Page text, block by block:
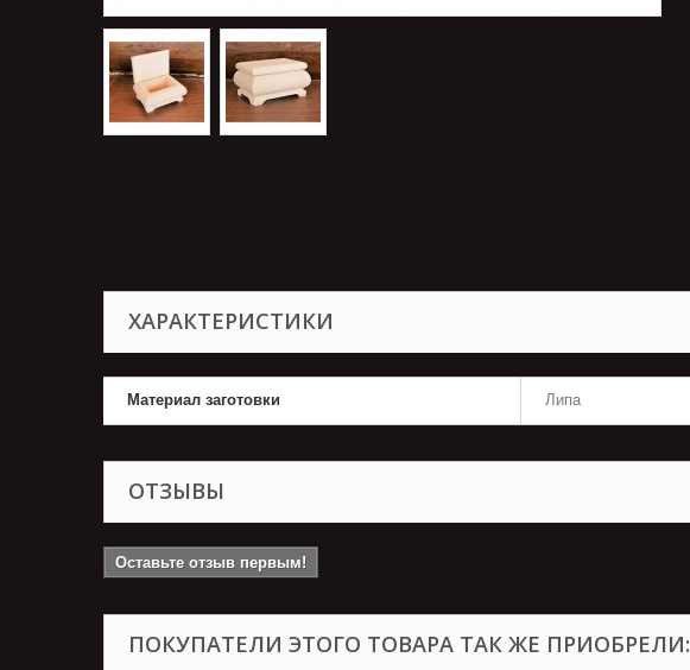
ХАРАКТЕРИСТИКИ
Материал заготовки Липа
ОТЗЫВЫ
Оставьте отзыв первым!
ПОКУПАТЕЛИ ЭТОГО ТОВАРА ТАК ЖЕ ПРИОБРЕЛИ: